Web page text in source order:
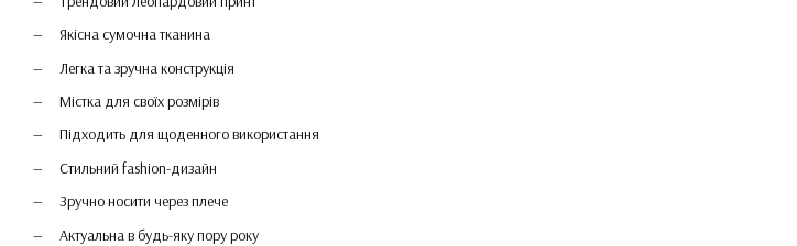
Якісна сумочна тканина
Легка та зручна конструкція
Містка для своїх розмірів
Підходить для щоденного використання
Стильний fashion-дизайн
Зручно носити через плече
Актуальна в будь-яку пору року